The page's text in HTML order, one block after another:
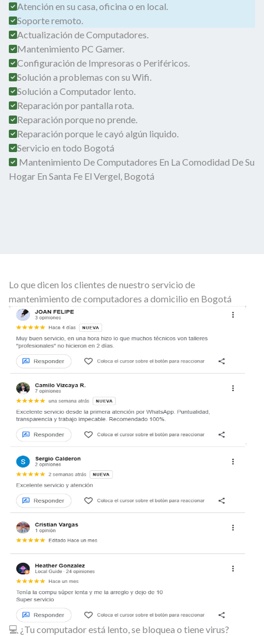
Atención en su casa, oficina o en local.
Soporte remoto.
Actualización de Computadores.
Mantenimiento PC Gamer.
Configuración de Impresoras o Periféricos.
Solución a problemas con su Wifi.
Solución a Computador lento.
Reparación por pantalla rota.
Reparación porque no prende.
Reparación porque le cayó algún liquido.
Servicio en todo Bogotá
Mantenimiento De Computadores En La Comodidad De Su
Hogar En Santa Fe El Vergel, Bogotá
Lo que dicen los clientes de nuestro servicio de
mantenimiento de computadores a domicilio en Bogotá
💻 ¿Tu computador está lento, se bloquea o tiene virus?